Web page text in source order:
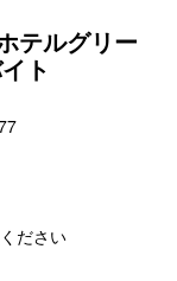
テルグリー
ト
ださい